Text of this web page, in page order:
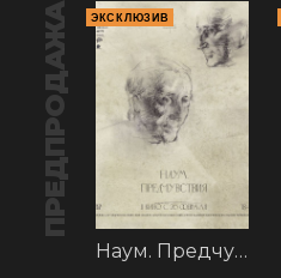
ПРЕДПРОДАЖА ЭКСКЛЮЗИВ
Наум. Предчувствия